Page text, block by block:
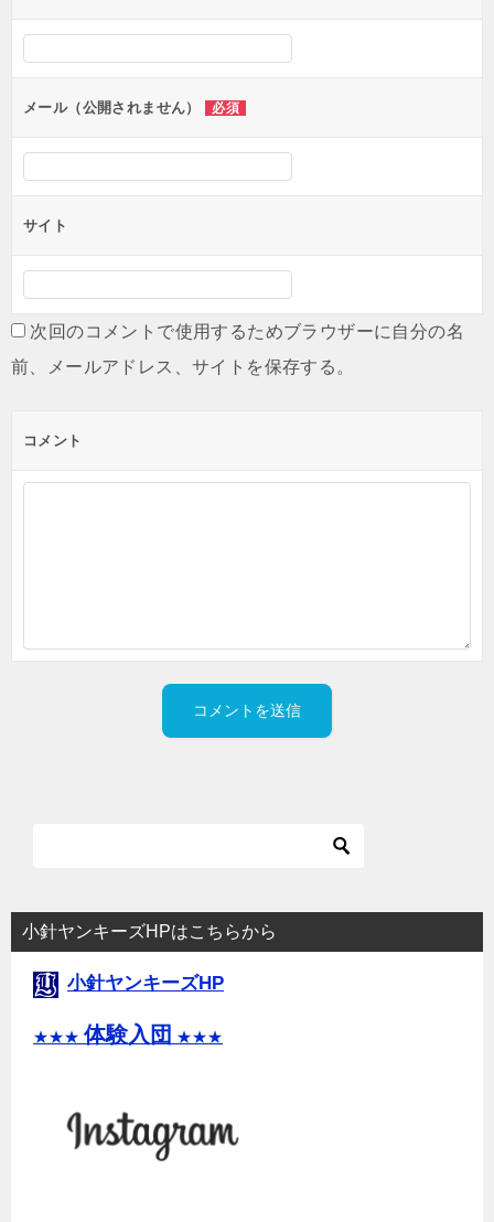
シ
ンメール（公開されません） 必須
サイト
次回のコメントで使用するためブラウザーに自分の名
前、メールアドレス、サイトを保存する。
コメント
小針ヤンキーズHPはこちらから
小針ヤンキーズHP
★★★ 体験入団 ★★★